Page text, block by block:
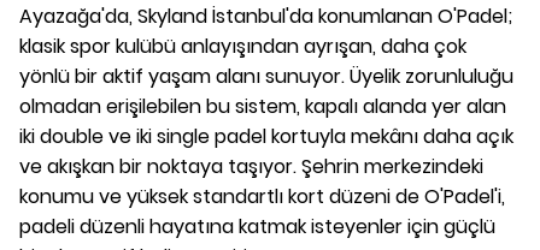
Ayazağa'da, Skyland İstanbul'da konumlanan O'Padel;
klasik spor kulübü anlayışından ayrışan, daha çok
yönlü bir aktif yaşam alanı sunuyor. Üyelik zorunluluğu
olmadan erişilebilen bu sistem, kapalı alanda yer alan
iki double ve iki single padel kortuyla mekânı daha açık
ve akışkan bir noktaya taşıyor. Şehrin merkezindeki
konumu ve yüksek standartlı kort düzeni de O'Padel'i,
padeli düzenli hayatına katmak isteyenler için güçlü